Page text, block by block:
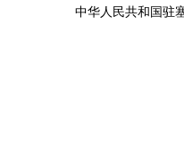
中华人民共和国驻